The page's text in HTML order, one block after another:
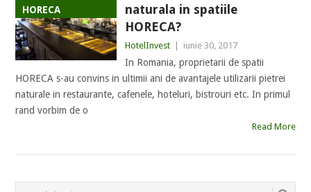
HORECA
naturala in spatiile
HORECA?
HotelInvest iunie 30, 2017
In Romania, proprietarii de spatii
HORECA s-au convins in ultimii ani de avantajele utilizarii pietrei
naturale in restaurante, cafenele, hoteluri, bistrouri etc. In primul
rand vorbim de o
Read More
POSTS